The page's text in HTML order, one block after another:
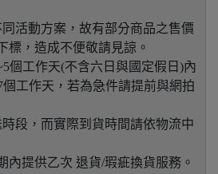
活動方案，故有部分商品之售價
標，造成不便敬請見諒。
個工作天(不含六日與國定假日)內
工作天，若為急件請提前與網拍
段，而實際到貨時間請依物流中
內提供乙次 退貨/瑕疵換貨服務。